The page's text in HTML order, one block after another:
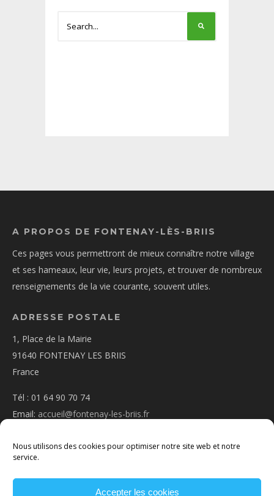
Nous utilisons des cookies pour optimiser notre site web et notre
service.
Accepter les cookies
A PROPOS DE FONTENAY-LÈS-BRIIS
Ces pages vous permettront de mieux connaître notre village
et ses hameaux, leur vie, leurs projets, et trouver de nombreux
renseignements de la vie courante, souvent utiles.
ADRESSE POSTALE
1, Place de la Mairie
91640 FONTENAY LES BRIIS
France
Tél : 01 64 90 70 74
Email: accueil@fontenay-les-briis.fr
NOUS CONTACTER